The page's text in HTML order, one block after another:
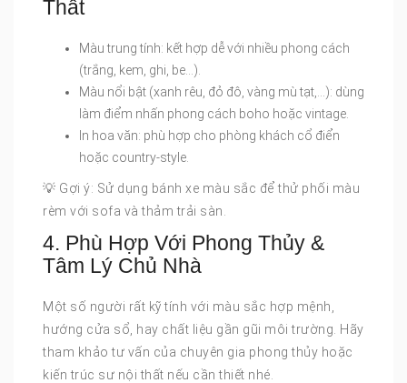
Thất
Màu trung tính: kết hợp dễ với nhiều phong cách
(trắng, kem, ghi, be…).
Màu nổi bật (xanh rêu, đỏ đô, vàng mù tạt,…): dùng
làm điểm nhấn phong cách boho hoặc vintage.
In hoa văn: phù hợp cho phòng khách cổ điển
hoặc country-style.
💡 Gợi ý: Sử dụng bánh xe màu sắc để thử phối màu
rèm với sofa và thảm trải sàn.
4. Phù Hợp Với Phong Thủy &
Tâm Lý Chủ Nhà
Một số người rất kỹ tính với màu sắc hợp mệnh,
hướng cửa sổ, hay chất liệu gần gũi môi trường. Hãy
tham khảo tư vấn của chuyên gia phong thủy hoặc
kiến trúc sư nội thất nếu cần thiết nhé.